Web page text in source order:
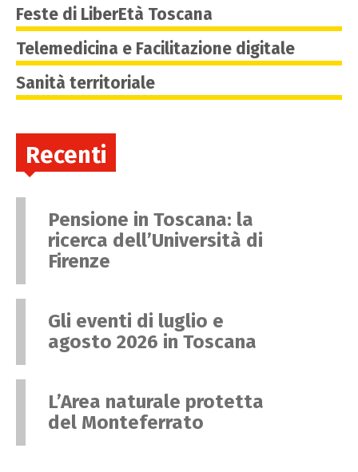
Feste di LiberEtà Toscana
Telemedicina e Facilitazione digitale
Sanità territoriale
Recenti
Pensione in Toscana: la
ricerca dell’Università di
Firenze
Gli eventi di luglio e
agosto 2026 in Toscana
L’Area naturale protetta
del Monteferrato